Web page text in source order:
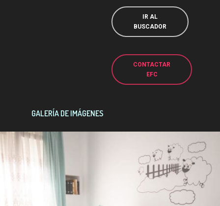
IR AL
BUSCADOR
CONTACTAR
EFC
GALERÍA DE IMÁGENES